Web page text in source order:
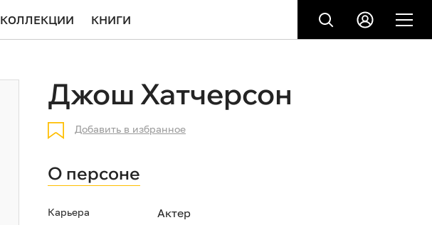
КОЛЛЕКЦИИ КНИГИ
Джош Хатчерсон
Добавить в избранное
О персоне
Карьера Актер